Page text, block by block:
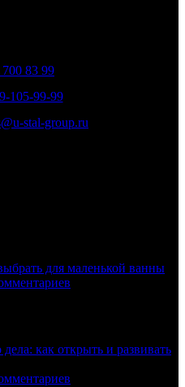
83 99
105-99-99
stal-group.ru
для маленькой ванны
как открыть и развивать